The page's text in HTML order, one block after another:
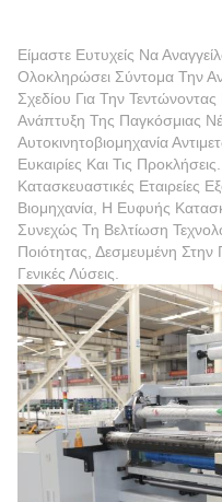
Είμαστε Ευτυχείς Να
Ολοκληρώσει Σύντομα Την
Σχεδίου Για Την
Ανάπτυξη Της Παγκόσμιας
Αυτοκινητοβιομηχανία
Ευκαιρίες Και Τις
Κατασκευαστικές Εταιρείες
Βιομηχανία, Η Ευφυής
Συνεχώς Τη Βελτίωση
Ποιότητας, Δεσμευμένη
Γενικές Λύσεις.